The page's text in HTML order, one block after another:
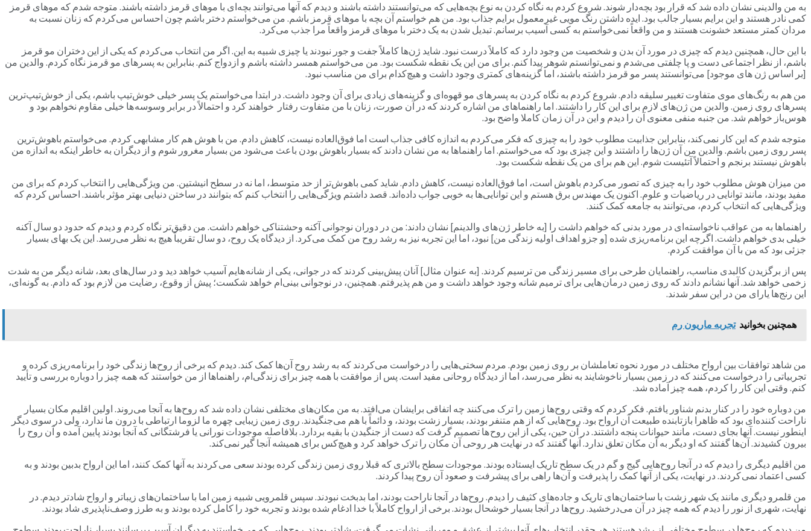
به من والدینی نشان داده شد که قرار بود بچه‌دار شوند. شروع کردم به نگاه کردن به نوع بچه‌هایی که می‌توانستند داشته باشند و دیدم که آنها می‌توانند بچه‌ای با موهای قرمز داشته باشند. متوجه شدم که موهای قرمز
کمی نادر هستند و این برایم بسیار جالب بود. ایده داشتن رنگ مویی غیرمعمول برایم جذاب بود. من هم خواستم آن بچه با موهای قرمز باشم. من می‌خواستم دختر باشم چون احساس می‌کردم که زنان نسبت به
مردان کمتر مستعد خشونت هستند و من واقعاً نمی‌خواستم به کسی آسیب برسانم. تبدیل شدن به یک دختر با موهای قرمز واقعاً مرا جذب می‌کرد.
با این حال، همچنین دیدم که چیزی در مورد آن بدن و شخصیت من وجود دارد که کاملاً درست نبود. شاید ژن‌ها کاملاً جفت و جور نبودند یا چیزی شبیه به این. اگر من انتخاب می‌کردم که یکی از این دختران مو قرمز
باشم، از نظر اجتماعی دست و پا چلفتی می‌شدم و نمی‌توانستم شوهر پیدا کنم. برای من این یک نقطه شکست بود. من می‌خواستم همسر داشته باشم و ازدواج کنم. بنابراین به پسرهای مو قرمز نگاه کردم. والدین من
[بر اساس ژن های موجود] می‌توانستند پسر مو قرمز داشته باشند، اما گزینه‌های کمتری وجود داشت و هیچ‌کدام برای من مناسب نبود.
من هم به رنگ‌های موی متفاوت تغییر سلیقه دادم. شروع کردم به نگاه کردن به پسرهای مو قهوه‌ای و گزینه‌های زیادی برای آن وجود داشت. در ابتدا می‌خواستم یک پسر خیلی خوش‌تیپ باشم، یکی از خوش‌تیپ‌ترین
پسرهای روی زمین. والدین من ژن‌های لازم برای این کار را داشتند. اما راهنماهای من اشاره کردند که در آن صورت، زنان با من متفاوت رفتار خواهند کرد و احتمالاً در برابر وسوسه ها خیلی مقاوم نخواهم بود و
هوس‌باز خواهم شد. من جنبه منفی معنوی آن را دیدم و این در آن زمان کاملا واضح بود.
متوجه شدم که این کار نمی‌کند، بنابراین جذابیت مطلوب خود را به چیزی که فکر می‌کردم به اندازه کافی جذاب است اما فوق‌العاده نیست، کاهش دادم. من با هوش هم کار مشابهی کردم. می‌خواستم باهوش‌ترین
پسر روی زمین باشم. والدین من آن ژن‌ها را داشتند و این چیزی بود که می‌خواستم. اما راهنماها به من نشان دادند که بسیار باهوش بودن باعث می‌شود من بسیار مغرور شوم و از دیگران به خاطر اینکه به اندازه من
باهوش نیستند برنجم و احتمالاً آتئیست شوم. این هم برای من یک نقطه شکست بود.
من میزان هوش مطلوب خود را به چیزی که تصور می‌کردم باهوش است، اما فوق‌العاده نیست، کاهش دادم. شاید کمی باهوش‌تر از حد متوسط، اما نه در سطح انیشتین. من ویژگی‌هایی را انتخاب کردم که برای من
مفید بودند، مانند توانایی در ریاضیات و علوم. اکنون یک مهندس برق هستم و این توانایی‌ها به خوبی جواب داده‌اند. قصد داشتم ویژگی‌هایی را انتخاب کنم که بتوانند در ساختن دنیایی بهتر مؤثر باشند. احساس کردم که
ویژگی‌هایی که انتخاب کردم، می‌توانند به جامعه کمک کنند.
راهنماها به من عواقب ناخواسته‌ای در مورد بدنی که خواهم داشت را [به خاطر ژن های والدینم] نشان دادند: من در دوران نوجوانی آکنه وحشتناکی خواهم داشت. من دقیق‌تر نگاه کردم و دیدم که حدود دو سال آکنه
خیلی بدی خواهم داشت. اگرچه این برنامه‌ریزی شده [و جزو اهداف اولیه زندگی من] نبود، اما این تجربه نیز به رشد روح من کمک می‌کرد. از دیدگاه یک روح، دو سال تقریباً هیچ به نظر می‌رسد. این یک بهای بسیار
جزئی بود که من با آن موافقت کردم.
پس از برگزیدن کالبدی مناسب، راهنمایان طرحی برای مسیر زندگی من ترسیم کردند. [به عنوان مثال] آنان پیش‌بینی کردند که در جوانی، یکی از شانه‌ هایم آسیب خواهد دید و در سال‌های بعد، شانه دیگر من به شدت
زخمی خواهد شد. آنها نشانم دادند که روی زمین درمان هایی برای ترمیم شانه وجود خواهد داشت و من هم پذیرفتم. همچنین، در نوجوانی بینی‌ام خواهد شکست؛ پیش از وقوع، رضایت من لازم بود که دادم. به گونه‌ای،
این رنج‌ها یارای من در این سفر شدند.
همچنین بخوانید تجربه ماریون رم
من شاهد توافقات بین ارواح مختلف در مورد نحوه تعاملشان بر روی زمین بودم. مردم سختی‌هایی را درخواست می‌کردند که به رشد روح آن‌ها کمک کند. دیدم که برخی از روح‌ها زندگی خود را برنامه‌ریزی کرده و
تجربیاتی را درخواست می‌کنند که در زمین بسیار ناخوشایند به نظر می‌رسد، اما از دیدگاه روحانی مفید است. پس از موافقت با همه چیز برای زندگی‌ام، راهنماها از من خواستند که همه چیز را دوباره بررسی و تأیید
کنم. وقتی این کار را کردم، همه چیز آماده شد.
من دوباره خود را در کنار بدنم شناور یافتم. فکر کردم که وقتی روح‌ها زمین را ترک می‌کنند چه اتفاقی برایشان می‌افتد. به من مکان‌های مختلفی نشان داده شد که روح‌ها به آنجا می‌روند. اولین اقلیم مکان بسیار
ناراحت‌ کننده‌ای بود که ظاهرا بازتابنده طبیعت آن‌ ارواح بود. روح‌هایی که از هم متنفر بودند، بسیار زشت بودند، و دائماً با هم می‌جنگیدند. روی زمین زیبایی چهره ما لزوما ارتباطی با درون ما ندارد، ولی در سوی دیگر
اینطور نیست. آنها بجای دست، مانند حیوانات پنجه داشتند. در آن حین، یکی از این روح ها تصمیم گرفت که دست از جنگیدن با بقیه بردارد. بلافاصله موجودات نورانی یا فرشتگانی که آنجا بودند پایین آمده و آن روح را
بیرون کشیدند. آن‌ها گفتند که او دیگر به آن مکان تعلق ندارد. آنها گفتند که در نهایت هر روحی آن مکان را ترک خواهد کرد و هیچ‌کس برای همیشه آنجا گیر نمی‌کند.
من اقلیم دیگری را دیدم که در آنجا روح‌هایی گیج و گم در یک سطح تاریک ایستاده بودند. موجودات سطح بالاتری که قبلا روی زمین زندگی کرده بودند سعی می کردند به آنها کمک کنند، اما این ارواح بدبین بودند و به
کسی اعتماد نمی کردند. در نهایت، یکی از آنها کمک را پذیرفت و آن‌ها راهی برای پیشرفت و صعود آن روح پیدا کردند.
من قلمرو دیگری مانند یک شهر زشت با ساختمان‌های تاریک و جاده‌های کثیف را دیدم. روح‌ها در آنجا ناراحت بودند، اما بدبخت نبودند. سپس قلمرویی شبیه زمین اما با ساختمان‌های زیباتر و ارواح شادتر دیدم. در
نهایت، شهری از نور را دیدم که همه چیز در آن می‌درخشید. روح‌ها در آنجا بسیار خوشحال بودند. برخی از ارواح کاملاً با خدا ادغام شده بودند و تجربه خود را کامل کرده بودند و به طرز وصف‌ناپذیری شاد بودند.